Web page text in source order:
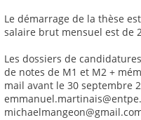
Le démarrage de la thèse
salaire brut mensuel est de
Les dossiers de
de notes de M1 et M2 +
mail avant le 30 septembre